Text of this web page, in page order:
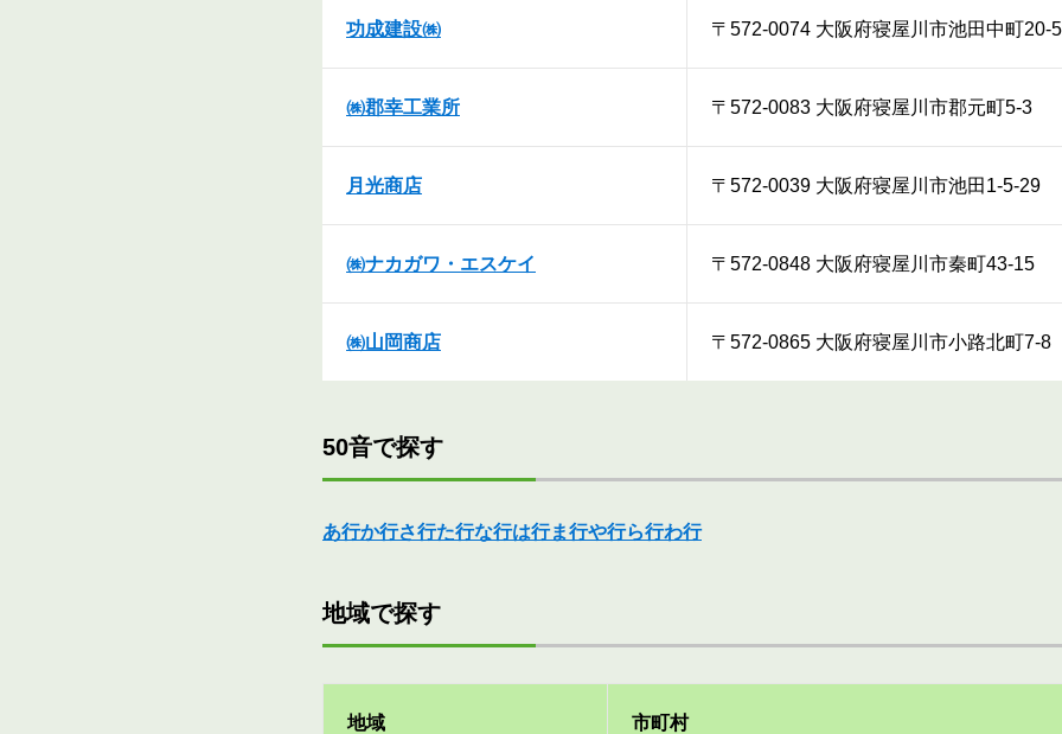
功成建設㈱ 〒572-0074 大阪府寝屋川市池田中町20-5
㈱郡幸工業所 〒572-0083 大阪府寝屋川市郡元町5-3
月光商店 〒572-0039 大阪府寝屋川市池田1-5-29
㈱ナカガワ・エスケイ 〒572-0848 大阪府寝屋川市秦町43-15
㈱山岡商店 〒572-0865 大阪府寝屋川市小路北町7-8
50音で探す
あ行か行さ行た行な行は行ま行や行ら行わ行
地域で探す
地域 市町村